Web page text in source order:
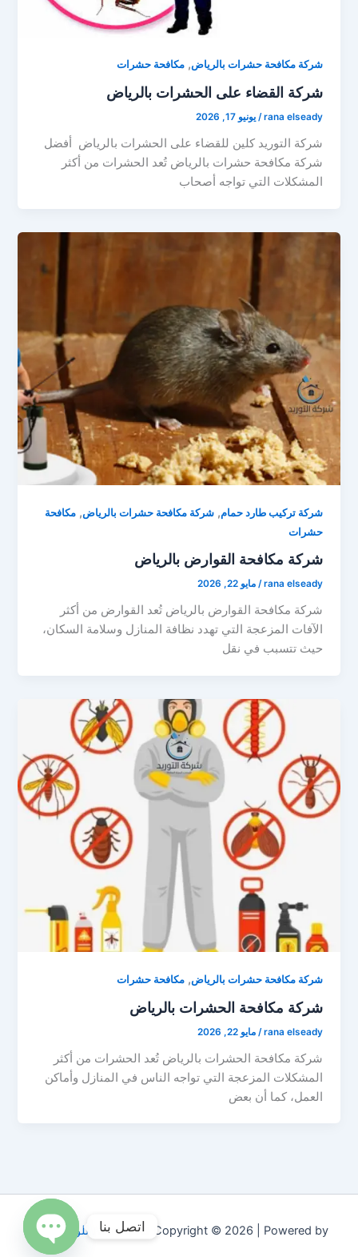
شركة مكافحة حشرات بالرياض,مكافحة حشرات
شركة القضاء على الحشرات بالرياض
rana elseady
/يونيو 17, 2026
شركة التوريد كلين للقضاء على الحشرات بالرياض أفضل
شركة مكافحة حشرات بالرياض تُعد الحشرات من أكثر
المشكلات التي تواجه أصحاب
شركة تركيب طارد حمام,شركة مكافحة حشرات بالرياض,مكافحة
حشرات
شركة مكافحة القوارض بالرياض
rana elseady
/مايو 22, 2026
شركة مكافحة القوارض بالرياض تُعد القوارض من أكثر
الآفات المزعجة التي تهدد نظافة المنازل وسلامة السكان،
حيث تتسبب في نقل
شركة مكافحة حشرات بالرياض,مكافحة حشرات
شركة مكافحة الحشرات بالرياض
rana elseady
/مايو 22, 2026
شركة مكافحة الحشرات بالرياض تُعد الحشرات من أكثر
المشكلات المزعجة التي تواجه الناس في المنازل وأماكن
العمل، كما أن بعض
Copyright © 2026 | Powered by قالب Astra للووردبريس
اتصل بنا